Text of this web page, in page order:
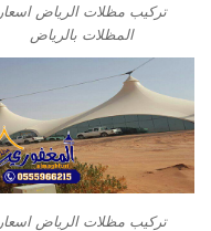
تركيب مظلات الرياض اسعار
المظلات بالرياض
تركيب مظلات الرياض اسعار